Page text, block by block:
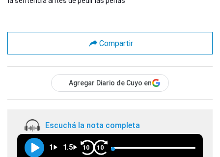
Compartir
Agregar Diario de Cuyo en
Escuchá la nota completa
1 1.5 10 10